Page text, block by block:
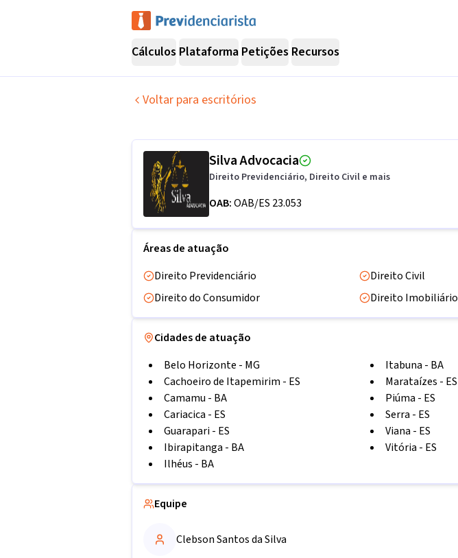
Cálculos Plataforma Petições Recursos
Voltar para escritórios
Silva Advocacia
Direito Previdenciário, Direito Civil e mais
OAB:OAB/ES 23.053
Áreas de atuação
Direito Previdenciário
Direito Civil
Direito do Consumidor
Direito Imobiliário
Cidades de atuação
Belo Horizonte - MG
Cachoeiro de Itapemirim - ES
Camamu - BA
Cariacica - ES
Guarapari- ES
Ibirapitanga - BA
Ilhéus - BA
Itabuna - BA
Marataízes - ES
Piúma - ES
Serra - ES
Viana - ES
Vitória - ES
Equipe
Clebson Santos da Silva